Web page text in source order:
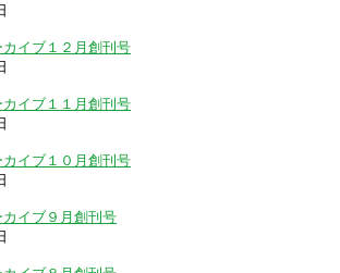
カイブ１２月創刊号
カイブ１１月創刊号
カイブ１０月創刊号
カイブ９月創刊号